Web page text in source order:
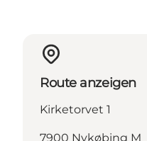
Route anzeigen
Kirketorvet 1
7900 Nykøbing M